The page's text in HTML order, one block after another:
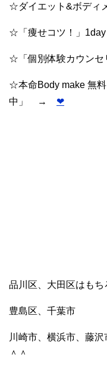
☆ダイエット&ボデ
☆「痩せコツ！」
☆「個別体験カウン
☆本命Body make 無
中」 → ❤︎
品川区、大田区はもち
豊島区、千葉市
川崎市、横浜市、藤
＾＾